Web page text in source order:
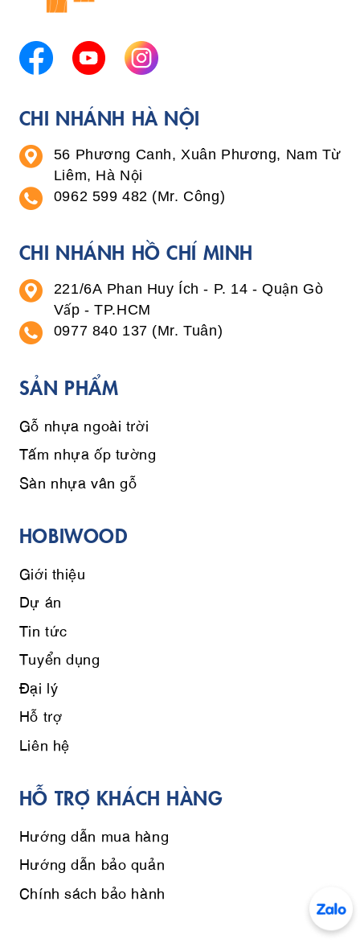
CHI NHÁNH HÀ NỘI
56 Phương Canh, Xuân Phương, Nam Từ
Liêm, Hà Nội
0962 599 482 (Mr. Công)
CHI NHÁNH HỒ CHÍ MINH
221/6A Phan Huy Ích - P. 14 - Quận Gò
Vấp - TP.HCM
0977 840 137 (Mr. Tuân)
SẢN PHẨM
Gỗ nhựa ngoài trời
Tấm nhựa ốp tường
Sàn nhựa vân gỗ
HOBIWOOD
Giới thiệu
Dự án
Tin tức
Tuyển dụng
Đại lý
Hỗ trợ
Liên hệ
HỖ TRỢ KHÁCH HÀNG
Hướng dẫn mua hàng
Hướng dẫn bảo quản
Chính sách bảo hành